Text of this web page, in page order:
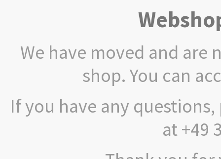
We have moved and
shop. You can
If you have any
at +49